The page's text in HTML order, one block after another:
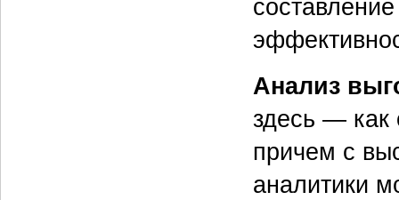
Анализ
здесь — как
причем с
аналитики